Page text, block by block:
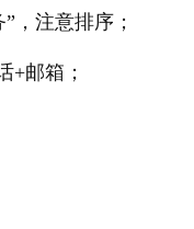
，注意排序；
+邮箱；